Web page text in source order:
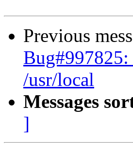
Previous
/usr/local
Messages
]